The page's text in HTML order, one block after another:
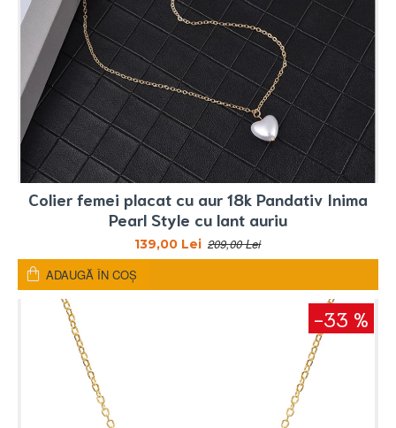
Colier femei placat cu aur 18k Pandativ Inima
Pearl Style cu lant auriu
139,00 Lei 209,00 Lei
ADAUGĂ ÎN COŞ
-33 %